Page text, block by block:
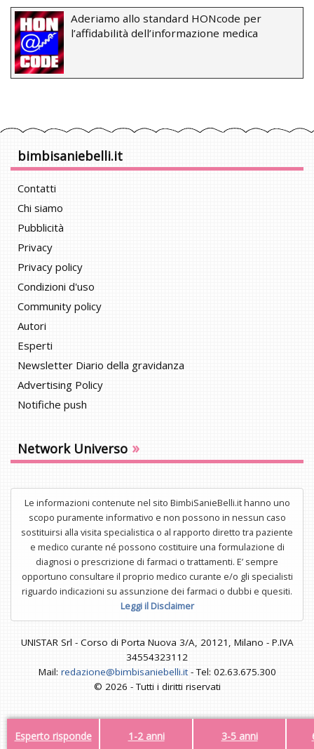
Esperto risponde 1-2 anni 3-5 anni
Aderiamo allo standard HONcode per
l’affidabilità dell’informazione medica
bimbisaniebelli.it
Contatti
Chi siamo
Pubblicità
Privacy
Privacy policy
Condizioni d'uso
Community policy
Autori
Esperti
Newsletter Diario della gravidanza
Advertising Policy
Notifiche push
Network Universo »
Le informazioni contenute nel sito BimbiSanieBelli.it hanno uno
scopo puramente informativo e non possono in nessun caso
sostituirsi alla visita specialistica o al rapporto diretto tra paziente
e medico curante né possono costituire una formulazione di
diagnosi o prescrizione di farmaci o trattamenti. E’ sempre
opportuno consultare il proprio medico curante e/o gli specialisti
riguardo indicazioni su assunzione dei farmaci o dubbi e quesiti.
Leggi il Disclaimer
UNISTAR Srl - Corso di Porta Nuova 3/A, 20121, Milano - P.IVA
34554323112
Mail: redazione@bimbisaniebelli.it- Tel: 02.63.675.300
© 2026 - Tutti i diritti riservati